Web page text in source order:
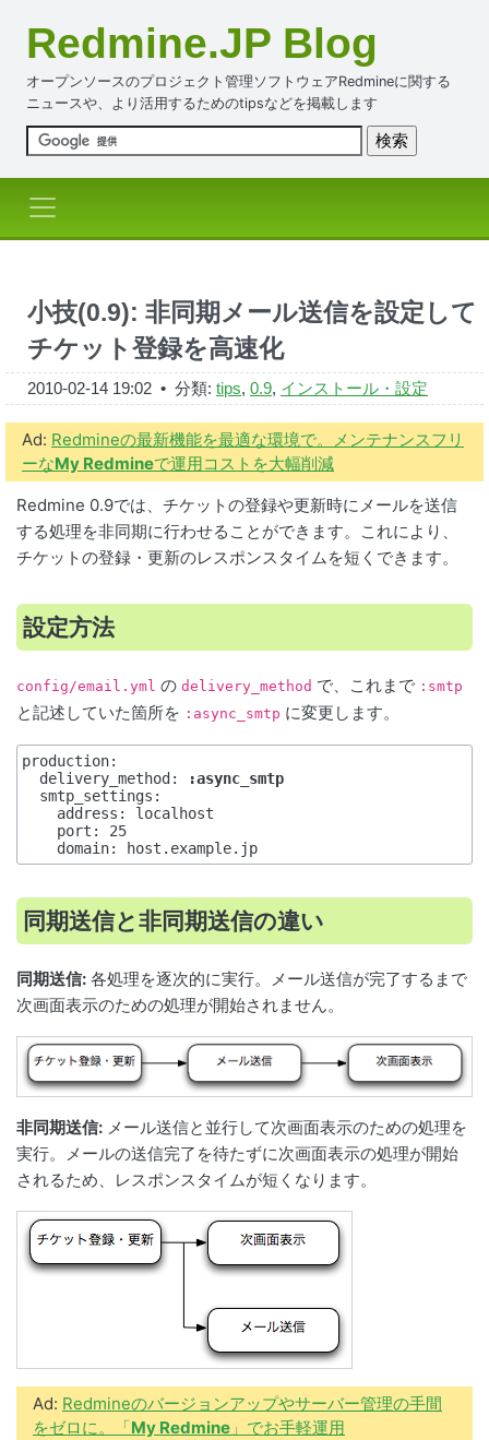
Redmine.JP Blog
オープンソースのプロジェクト管理ソフトウェアRedmineに関する
ニュースや、より活用するためのtipsなどを掲載します
小技(0.9): 非同期メール送信を設定して
チケット登録を高速化
2010-02-14 19:02 • 分類: tips, 0.9, インストール・設定
Ad: Redmineの最新機能を最適な環境で。メンテナンスフリ
ーなMy Redmineで運用コストを大幅削減
Redmine 0.9では、チケットの登録や更新時にメールを送信
する処理を非同期に行わせることができます。これにより、
チケットの登録・更新のレスポンスタイムを短くできます。
設定方法
config/email.yml の delivery_method で、これまで :smtp
と記述していた箇所を :async_smtp に変更します。
production:
  delivery_method:
:async_smtp
同期送信と非同期送信の違い
同期送信: 各処理を逐次的に実行。メール送信が完了するまで
次画面表示のための処理が開始されません。
非同期送信: メール送信と並行して次画面表示のための処理を
実行。メールの送信完了を待たずに次画面表示の処理が開始
されるため、レスポンスタイムが短くなります。
Ad: Redmineのバージョンアップやサーバー管理の手間
をゼロに。「My Redmine 」でお手軽運用